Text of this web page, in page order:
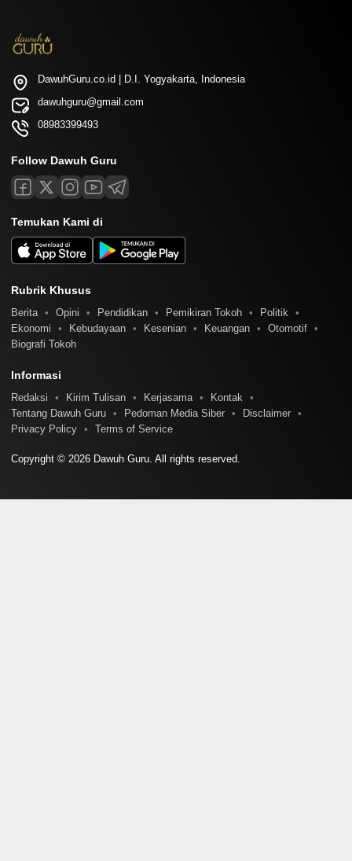
DawuhGuru.co.id | D.I. Yogyakarta, Indonesia
dawuhguru@gmail.com
08983399493
Follow Dawuh Guru
Temukan Kami di
Rubrik Khusus
Berita Opini Pendidikan Pemikiran Tokoh
Politik
Ekonomi
Kebudayaan Kesenian Keuangan
Otomotif
Biografi Tokoh
Informasi
Redaksi Kirim Tulisan Kerjasama
Kontak
Tentang Dawuh Guru
Pedoman Media Siber
Disclaimer
Privacy Policy
Terms of Service
Copyright © 2026 Dawuh Guru. All rights reserved.